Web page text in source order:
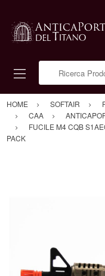
HOME SOFTAIR
CAA
FUCILE M4 CQB
PACK